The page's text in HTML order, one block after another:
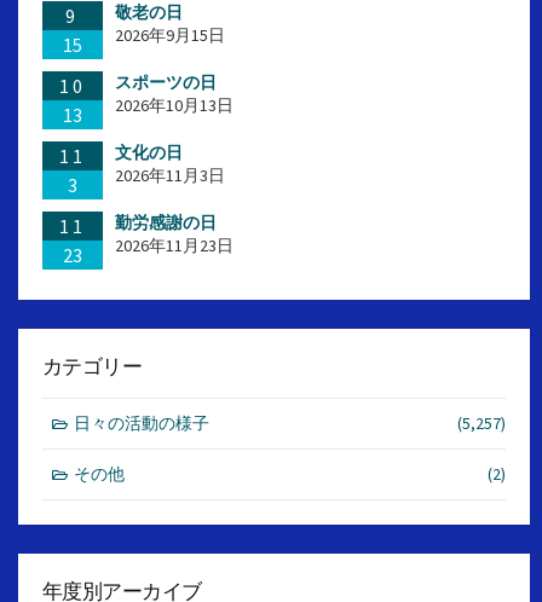
9
15
敬老の日
2026年9月15日
10
13
スポーツの日
2026年10月13日
11
3
文化の日
2026年11月3日
11
23
勤労感謝の日
2026年11月23日
カテゴリー
日々の活動の様子 (5,257)
その他 (2)
年度別アーカイブ